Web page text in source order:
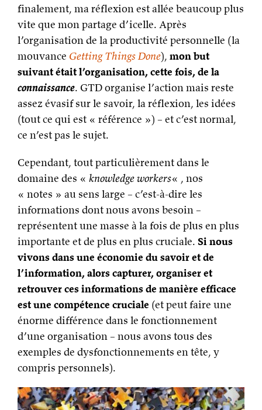
finalement, ma réflexion est allée beaucoup plus
vite que mon partage d’icelle. Après
l’organisation de la productivité personnelle (la
mouvance Getting Things Done), mon but
suivant était l’organisation, cette fois, de la
connaissance. GTD organise l’action mais reste
assez évasif sur le savoir, la réflexion, les idées
(tout ce qui est « référence ») – et c’est normal,
ce n’est pas le sujet.
Cependant, tout particulièrement dans le
domaine des « knowledge workers« , nos
« notes » au sens large – c’est-à-dire les
informations dont nous avons besoin –
représentent une masse à la fois de plus en plus
importante et de plus en plus cruciale. Si nous
vivons dans une économie du savoir et de
l’information, alors capturer, organiser et
retrouver ces informations de manière efficace
est une compétence cruciale (et peut faire une
énorme différence dans le fonctionnement
d’une organisation – nous avons tous des
exemples de dysfonctionnements en tête, y
compris personnels).